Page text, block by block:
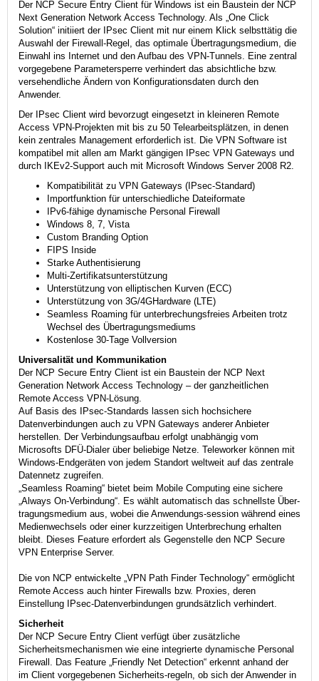
Der NCP Secure Entry Client für Windows ist ein Baustein der NCP
Next Generation Network Access Technology. Als „One Click
Solution“ initiiert der IPsec Client mit nur einem Klick selbsttätig die
Auswahl der Firewall-Regel, das optimale Übertragungsmedium, die
Einwahl ins Internet und den Aufbau des VPN-Tunnels. Eine zentral
vorgegebene Parametersperre verhindert das absichtliche bzw.
versehendliche Ändern von Konfigurationsdaten durch den
Anwender.
Der IPsec Client wird bevorzugt eingesetzt in kleineren Remote
Access VPN-Projekten mit bis zu 50 Telearbeitsplätzen, in denen
kein zentrales Management erforderlich ist. Die VPN Software ist
kompatibel mit allen am Markt gängigen IPsec VPN Gateways und
durch IKEv2-Support auch mit Microsoft Windows Server 2008 R2.
Kompatibilität zu VPN Gateways (IPsec-Standard)
Importfunktion für unterschiedliche Dateiformate
IPv6-fähige dynamische Personal Firewall
Windows 8, 7, Vista
Custom Branding Option
FIPS Inside
Starke Authentisierung
Multi-Zertifikatsunterstützung
Unterstützung von elliptischen Kurven (ECC)
Unterstützung von 3G/4GHardware (LTE)
Seamless Roaming für unterbrechungsfreies Arbeiten trotz
Wechsel des Übertragungsmediums
Kostenlose 30-Tage Vollversion
Universalität und Kommunikation
Der NCP Secure Entry Client ist ein Baustein der NCP Next
Generation Network Access Technology – der ganzheitlichen
Remote Access VPN-Lösung.
Auf Basis des IPsec-Standards lassen sich hochsichere
Datenverbindungen auch zu VPN Gateways anderer Anbieter
herstellen. Der Verbindungsaufbau erfolgt unabhängig vom
Microsofts DFÜ-Dialer über beliebige Netze. Teleworker können mit
Windows-Endgeräten von jedem Standort weltweit auf das zentrale
Datennetz zugreifen.
„Seamless Roaming“ bietet beim Mobile Computing eine sichere
„Always On-Verbindung“. Es wählt automatisch das schnellste Über-
tragungsmedium aus, wobei die Anwendungs-session während eines
Medienwechsels oder einer kurzzeitigen Unterbrechung erhalten
bleibt. Dieses Feature erfordert als Gegenstelle den NCP Secure
VPN Enterprise Server.
Die von NCP entwickelte „VPN Path Finder Technology“ ermöglicht
Remote Access auch hinter Firewalls bzw. Proxies, deren
Einstellung IPsec-Datenverbindungen grundsätzlich verhindert.
Sicherheit
Der NCP Secure Entry Client verfügt über zusätzliche
Sicherheitsmechanismen wie eine integrierte dynamische Personal
Firewall. Das Feature „Friendly Net Detection“ erkennt anhand der
im Client vorgegebenen Sicherheits-regeln, ob sich der Anwender in